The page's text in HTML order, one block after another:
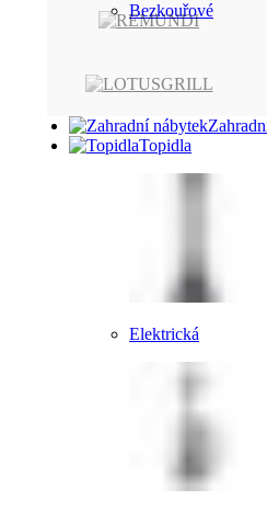
Bezkouřové
Topidla
Elektrická